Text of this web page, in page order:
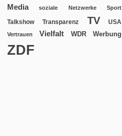
Media
soziale Netzwerke Sport
Talkshow Transparenz TV USA
Vertrauen Vielfalt WDR Werbung
ZDF